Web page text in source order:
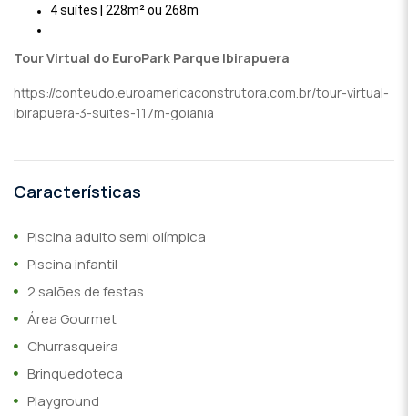
4 suítes | 228m² ou 268m
Tour Virtual do EuroPark Parque Ibirapuera
https://conteudo.euroamericaconstrutora.com.br/tour-virtual-
ibirapuera-3-suites-117m-goiania
Características
Piscina adulto semi olímpica
Piscina infantil
2 salões de festas
Área Gourmet
Churrasqueira
Brinquedoteca
Playground